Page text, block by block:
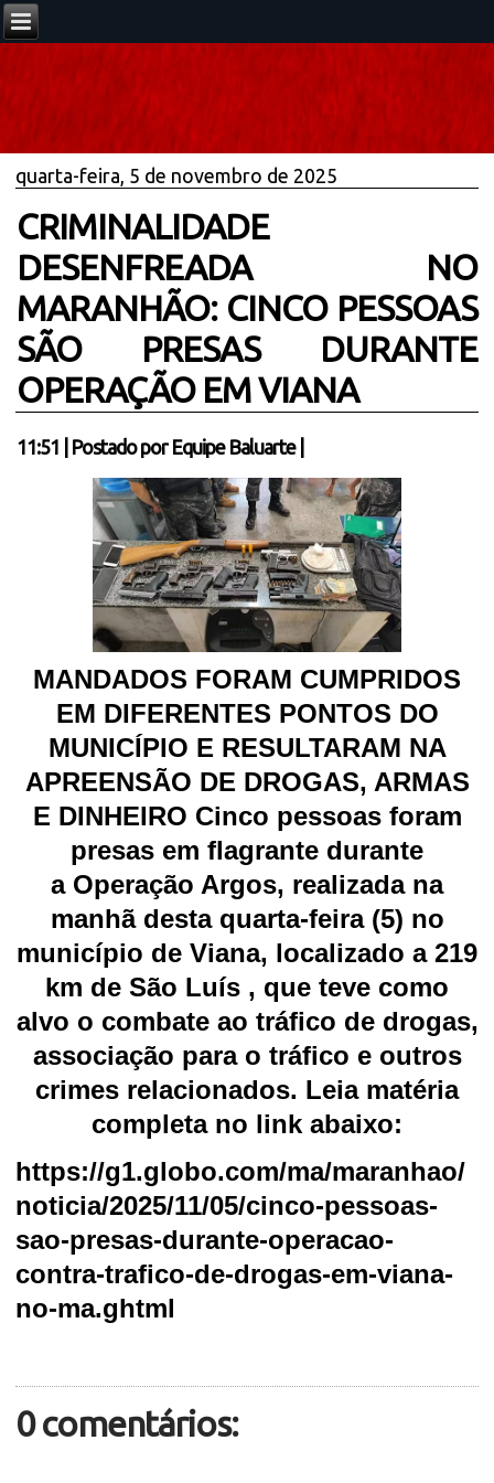
quarta-feira, 5 de novembro de 2025
CRIMINALIDADE
DESENFREADA NO
MARANHÃO: CINCO PESSOAS
SÃO PRESAS DURANTE
OPERAÇÃO EM VIANA
11:51 Postado por Equipe Baluarte
MANDADOS FORAM CUMPRIDOS
EM DIFERENTES PONTOS DO
MUNICÍPIO E RESULTARAM NA
APREENSÃO DE DROGAS, ARMAS
E DINHEIRO Cinco pessoas foram
presas em flagrante durante
a Operação Argos, realizada na
manhã desta quarta-feira (5) no
município de Viana, localizado a 219
km de São Luís , que teve como
alvo o combate ao tráfico de drogas,
associação para o tráfico e outros
crimes relacionados. Leia matéria
completa no link abaixo:
https://g1.globo.com/ma/maranhao/
noticia/2025/11/05/cinco-pessoas-
sao-presas-durante-operacao-
contra-trafico-de-drogas-em-viana-
no-ma.ghtml
0 comentários: